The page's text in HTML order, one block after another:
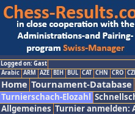
Logged on: Gast
Arabic ARM AZE BIH BUL CAT CHN CRO
Home Tournament-Database
Turnierschach-Elozahl
Allgemeines Turnier anmelden: